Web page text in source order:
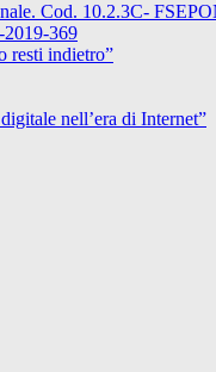
Cod. 10.2.3C-
369
resti indietro”
nell’era di Internet”